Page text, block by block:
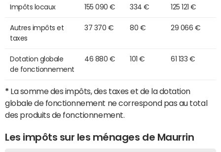
Impôts locaux 155 090 € 334 € 125 121 €
Autres impôts et
taxes
37 370 € 80 € 29 066 €
Dotation globale
de fonctionnement
46 880 € 101 € 61 133 €
* La somme des impôts, des taxes et de la dotation
globale de fonctionnement ne correspond pas au total
des produits de fonctionnement.
Les impôts sur les ménages de Maurrin